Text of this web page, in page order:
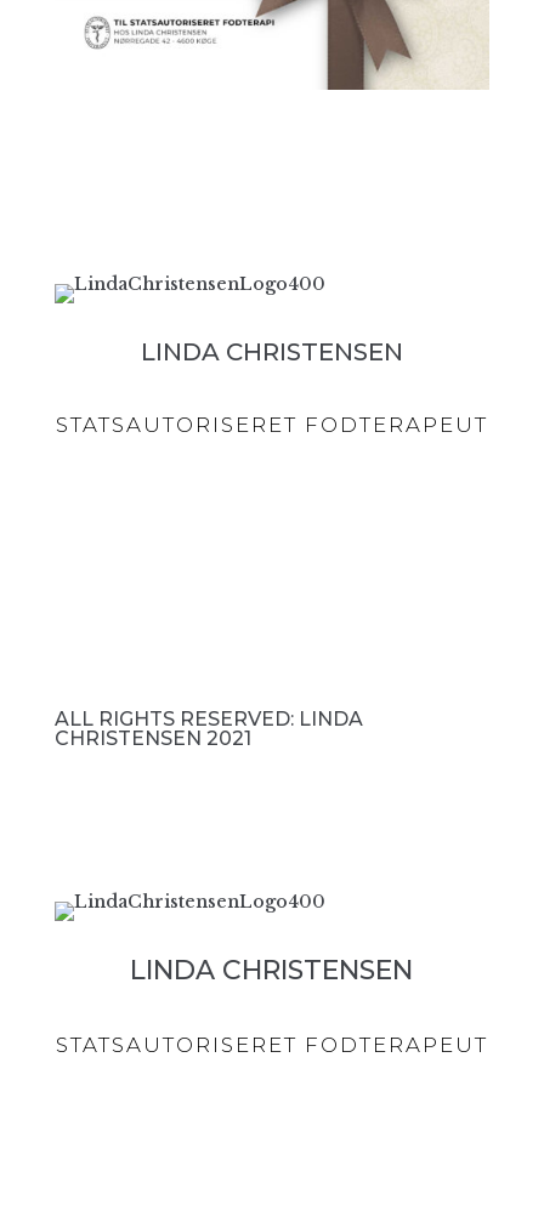
LINDA CHRISTENSEN
STATSAUTORISERET FODTERAPEUT
ALL RIGHTS RESERVED: LINDA
CHRISTENSEN 2021
LINDA CHRISTENSEN
STATSAUTORISERET FODTERAPEUT